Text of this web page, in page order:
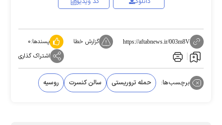
https://aftabnews.ir/003m8V گزارش خطا پسندها:۰
اشتراک گذاری
برچسب‌ها: حمله تروریستی سالن کنسرت روسیه